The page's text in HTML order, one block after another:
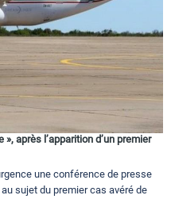
après l’apparition d’un premier
une conférence de presse
sujet du premier cas avéré de